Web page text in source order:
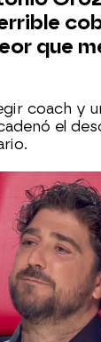
que
coach y
el
el
Audiciones
de